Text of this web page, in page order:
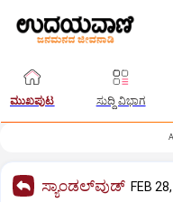
ಮುಖಪುಟ ಸುದ್ದಿ ವಿಭಾಗ
ಸ್ಯಾಂಡಲ್‌ವುಡ್‌ FEB